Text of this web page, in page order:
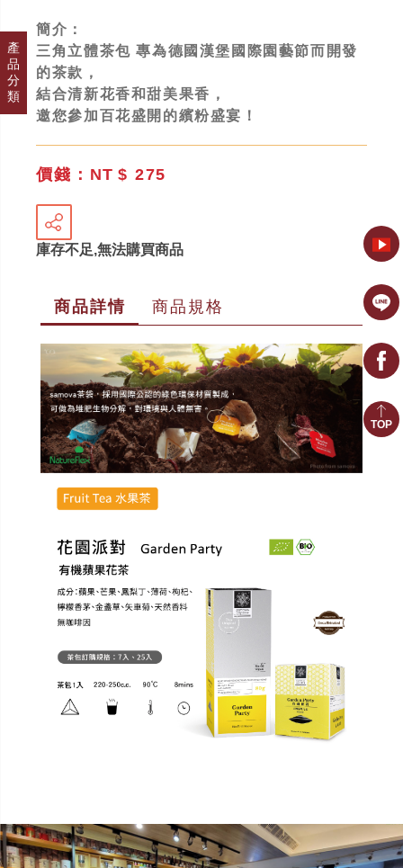
產
品
分
類
簡介：
三角立體茶包 專為德國漢堡國際園藝節而開發
的茶款，
結合清新花香和甜美果香，
邀您參加百花盛開的繽粉盛宴！
價錢：NT $ 275
庫存不足,無法購買商品
商品詳情 商品規格
TOP